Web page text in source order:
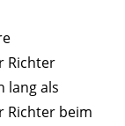
Richter
lang als
Richter beim